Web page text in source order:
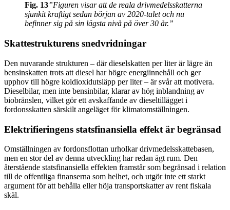
Fig. 13”Figuren visar att de reala drivmedelsskatterna
sjunkit kraftigt sedan början av 2020-talet och nu
befinner sig på sin lägsta nivå på över 30 år.”
Skattestrukturens snedvridningar
Den nuvarande strukturen – där dieselskatten per liter är lägre än
bensinskatten trots att diesel har högre energiinnehåll och ger
upphov till högre koldioxidutsläpp per liter – är svår att motivera.
Dieselbilar, men inte bensinbilar, klarar av hög inblandning av
biobränslen, vilket gör ett avskaffande av dieseltillägget i
fordonsskatten särskilt angeläget för klimatomställningen.
Elektrifieringens statsfinansiella effekt är begränsad
Omställningen av fordonsflottan urholkar drivmedelsskattebasen,
men en stor del av denna utveckling har redan ägt rum. Den
återstående statsfinansiella effekten framstår som begränsad i relation
till de offentliga finanserna som helhet, och utgör inte ett starkt
argument för att behålla eller höja transportskatter av rent fiskala
skäl.